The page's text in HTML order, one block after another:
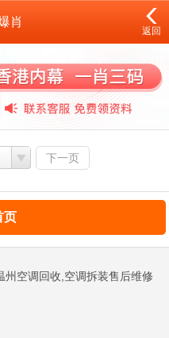
肖
返回
下一页
页
空调回收,空调拆装售后维修